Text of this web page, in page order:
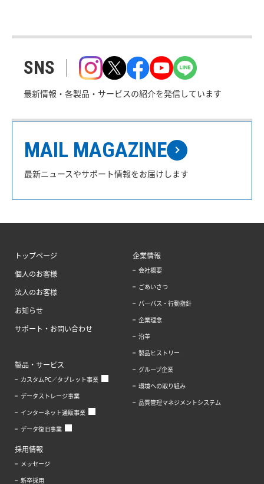
SNS
最新情報・各製品・サービスの紹介を発信しています
MAIL MAGAZINE
最新ニュースやサポート情報をお届けします
トップページ
個人のお客様
法人のお客様
お知らせ
サポート・お問い合わせ
製品・サービス
カスタムPC／タブレット事業
データストレージ事業
インターネット通販事業
データ復旧事業
企業情報
会社概要
ごあいさつ
パーパス・行動指針
企業理念
沿革
製品ヒストリー
グループ企業
環境への取り組み
品質管理マネジメントシステム
採用情報
メッセージ
新卒採用